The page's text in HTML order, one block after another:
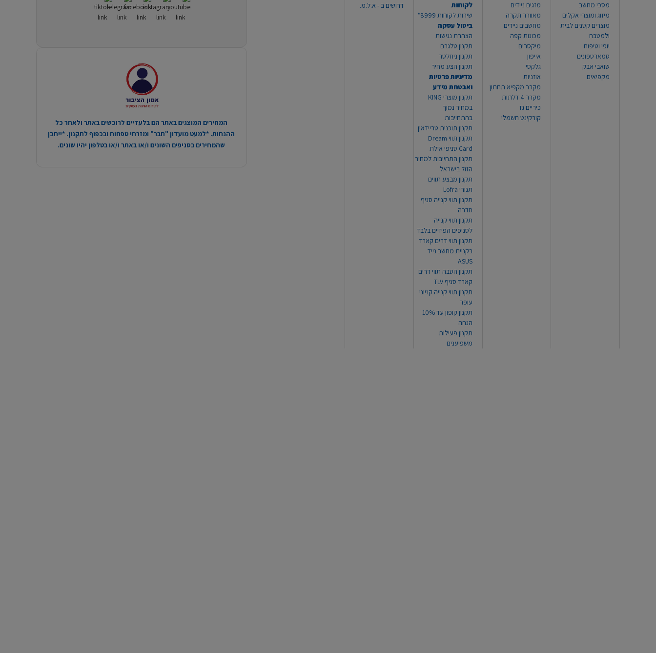
מסכי מחשב
מיזוג ומוצרי אקלים
מוצרים קטנים לבית
ולמטבח
יופי וטיפוח
סמארטפונים
שואבי אבק
מקפיאים
מזגים ניידים
מאוורר תקרה
מחשבים ניידים
מכונות קפה
מיקסרים
אייפון
גלקסי
אוזניות
מקרר מקפיא תחתון
מקרר 4 דלתות
כיריים גז
קורקינט חשמלי
לקוחות
שירות לקוחות 8999*
ביטול עסקה
הצהרת נגישות
תקנון טלגרם
תקנון ניוזלטר
תקנון הצע מחיר
מדיניות פרטיות
ואבטחת מידע
תקנון מוצרי KING
במחיר נמוך
בהתחייבות
תקנון תוכנית טריידאין
תקנון תווי Dream
Card סניפי אילת
תקנון התחייבות למחיר
הזול בישראל
תקנון מבצע תווים
תנורי Lofra
תקנון תווי קנייה סניף
חדרה
תקנון תווי קנייה
לסניפים הפיזיים בלבד
תקנון תווי דרים קארד
בקניית מחשב נייד
ASUS
תקנון הטבה תווי דרים
קארד סניף TLV
תקנון תווי קנייה קניוני
עופר
תקנון קופון עד 10%
הנחה
תקנון פעילות
משפיענים
דרושים ב - א.ל.מ.
המחירים המוצגים באתר הם בלעדיים לרוכשים באתר ולאחר כל
ההנחות. *למעט מועדון "חבר" ומזרחי טפחות ובכפוף לתקנון. *ייתכן
שהמחירים בסניפים השונים ו/או באתר ו/או בטלפון יהיו שונים.